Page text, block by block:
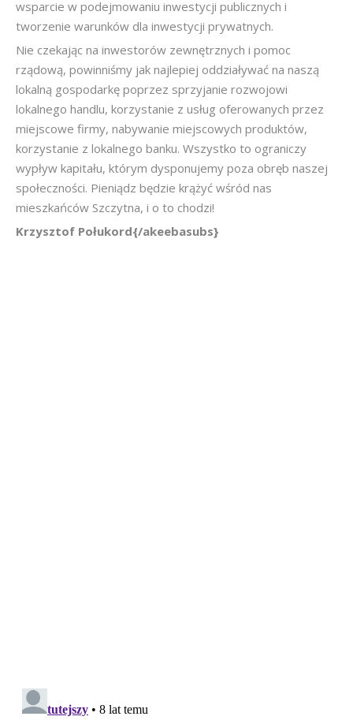
wsparcie w podejmowaniu inwestycji publicznych i
tworzenie warunków dla inwestycji prywatnych.
Nie czekając na inwestorów zewnętrznych i pomoc
rządową, powinniśmy jak najlepiej oddziaływać na naszą
lokalną gospodarkę poprzez sprzyjanie rozwojowi
lokalnego handlu, korzystanie z usług oferowanych przez
miejscowe firmy, nabywanie miejscowych produktów,
korzystanie z lokalnego banku. Wszystko to ograniczy
wypływ kapitału, którym dysponujemy poza obręb naszej
społeczności. Pieniądz będzie krążyć wśród nas
mieszkańców Szczytna, i o to chodzi!
Krzysztof Połukord{/akeebasubs}